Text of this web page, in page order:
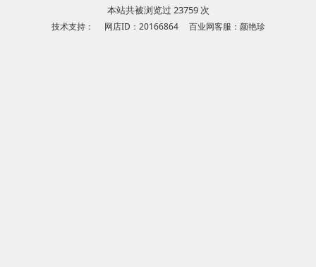
本站共被浏览过 23759 次
技术支持： 网店ID：20166864 百业网客服：颜艳珍